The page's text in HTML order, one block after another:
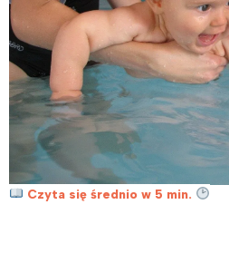
Czyta się średnio w 5 min.